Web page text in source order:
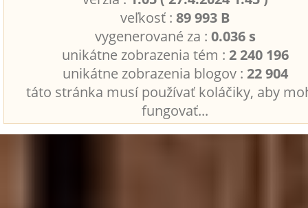
veľkosť :89 993 B
vygenerované za : 0.036 s
unikátne zobrazenia tém : 2 240 196
unikátne zobrazenia blogov : 22 904
táto stránka musí používať koláčiky, aby
fungovať...